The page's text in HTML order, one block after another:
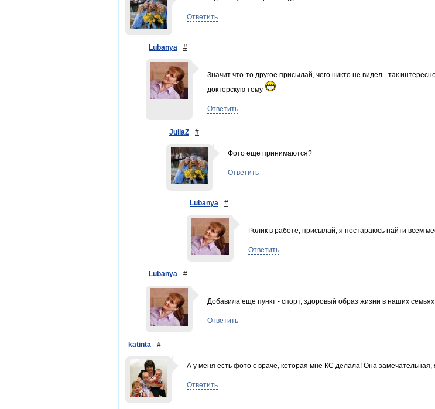
Ответить
Lubanya #
Значит что-то другое присылай, чего никто не видел - так
докторскую тему
Ответить
JuliaZ #
Фото еще принимаются?
Ответить
Lubanya #
Ролик в работе, присылай, я постараюсь найти всем
Ответить
Lubanya #
Добавила еще пункт - спорт, здоровый образ жизни в наших семьях
Ответить
katinta #
А у меня есть фото с враче, которая мне КС делала! Она замечательная,
Ответить